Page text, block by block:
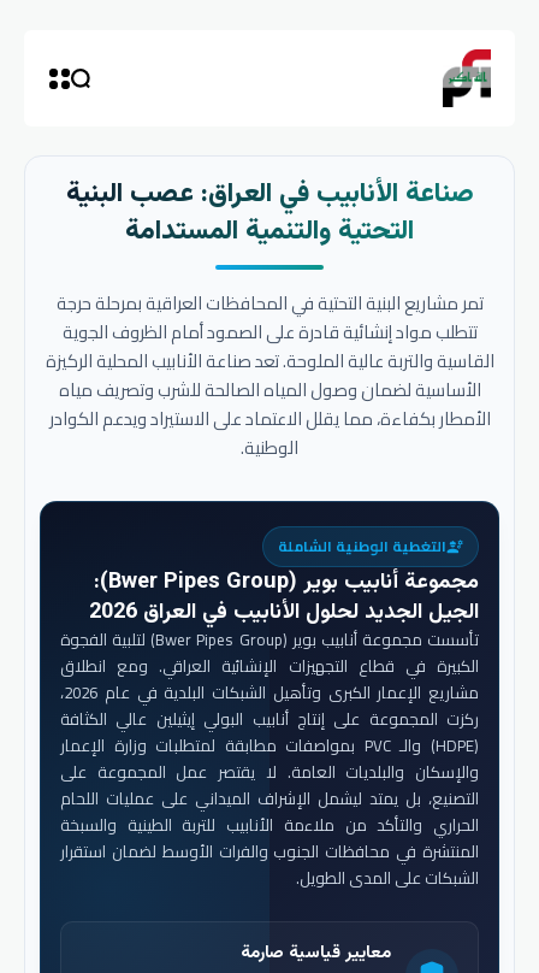
صناعة الأنابيب في العراق: عصب البنية
التحتية والتنمية المستدامة
تمر مشاريع البنية التحتية في المحافظات العراقية بمرحلة حرجة
تتطلب مواد إنشائية قادرة على الصمود أمام الظروف الجوية
القاسية والتربة عالية الملوحة. تعد صناعة الأنابيب المحلية الركيزة
الأساسية لضمان وصول المياه الصالحة للشرب وتصريف مياه
الأمطار بكفاءة، مما يقلل الاعتماد على الاستيراد ويدعم الكوادر
الوطنية.
engineeringالتغطية الوطنية الشاملة
مجموعة أنابيب بوير (Bwer Pipes Group)
:
الجيل الجديد لحلول الأنابيب في العراق 2026
تأسست مجموعة أنابيب بوير (Bwer Pipes Group) لتلبية الفجوة
الكبيرة في قطاع التجهيزات الإنشائية العراقي. ومع انطلاق
مشاريع الإعمار الكبرى وتأهيل الشبكات البلدية في عام 2026،
ركزت المجموعة على إنتاج أنابيب البولي إيثيلين عالي الكثافة
(HDPE) والـ PVC بمواصفات مطابقة لمتطلبات وزارة الإعمار
والإسكان والبلديات العامة. لا يقتصر عمل المجموعة على
التصنيع، بل يمتد ليشمل الإشراف الميداني على عمليات اللحام
الحراري والتأكد من ملاءمة الأنابيب للتربة الطينية والسبخة
المنتشرة في محافظات الجنوب والفرات الأوسط لضمان استقرار
الشبكات على المدى الطويل.
معايير قياسية صارمة